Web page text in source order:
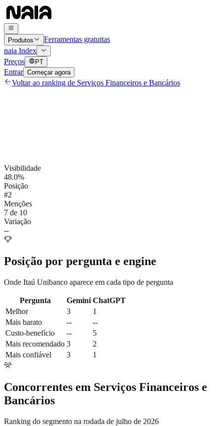
Produtos
Ferramentas gratuitas
naia Index
Preços
PT
Entrar Começar agora
Voltar ao ranking de Serviços Financeiros e Bancários
Visibilidade
48.0%
Posição
#2
Menções
7 de 10
Variação
--
Posição por pergunta e engine
Onde Itaú Unibanco aparece em cada tipo de pergunta
Pergunta Gemini ChatGPT
Melhor
3
1
Mais barato
--
--
Custo-benefício
--
5
Mais recomendado 3
2
Mais confiável
3 1
Concorrentes em Serviços Financeiros e
Bancários
Ranking do segmento na rodada de julho de 2026